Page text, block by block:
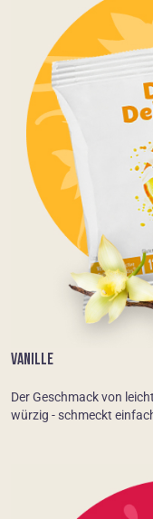
VANILLE
Der Geschmack von
würzig - schmeckt